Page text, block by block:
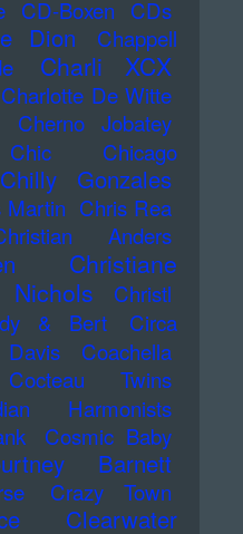
CD-Boxen
CDs
Dion
Chappell
Charli XCX
Charlotte De Witte
Cherno Jobatey
Chic
Chicago
Chilly Gonzales
Martin Chris Rea
Anders
Christiane
Nichols Christl
& Bert
Circa
Coachella
Cocteau Twins
Harmonists
Cosmic Baby
Barnett
Crazy Town
Clearwater